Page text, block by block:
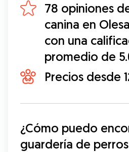
78 opiniones
canina en
con una
promedio de
Precios desde
¿Cómo puedo
guardería de